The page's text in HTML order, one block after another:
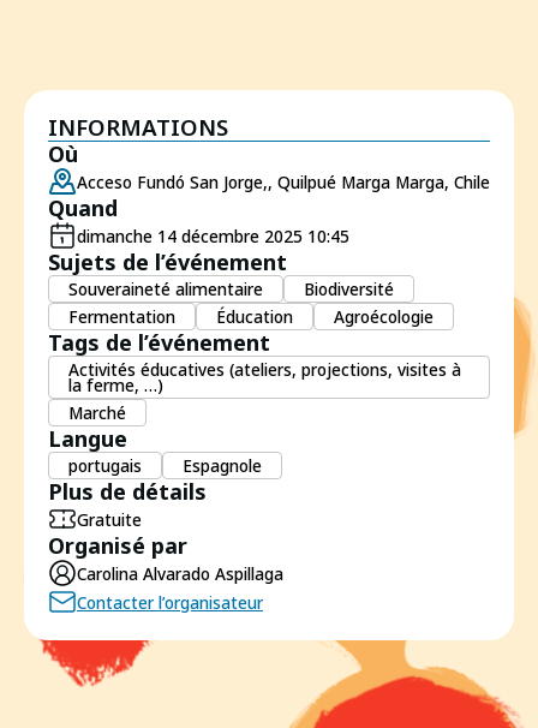
INFORMATIONS
Où
Acceso Fundó San Jorge,, Quilpué Marga Marga, Chile
Quand
dimanche 14 décembre 2025 10:45
Sujets de l’événement
Souveraineté alimentaire
Biodiversité
Fermentation
Éducation Agroécologie
Tags de l’événement
Activités éducatives (ateliers, projections, visites à
la ferme, …)
Marché
Langue
portugais Espagnole
Plus de détails
Gratuite
Organisé par
Carolina Alvarado Aspillaga
Contacter l’organisateur